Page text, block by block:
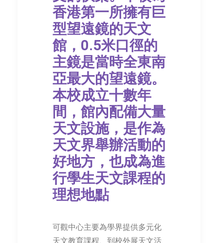
香港第一所擁有巨
型望遠鏡的天文
館，0.5米口徑的
主鏡是當時全東南
亞最大的望遠鏡。
本校成立十數年
間，館內配備大量
天文設施，是作為
天文界舉辦活動的
好地方，也成為進
行學生天文課程的
理想地點
可觀中心主要為學界提供多元化
天文教育課程、到校外展天文活